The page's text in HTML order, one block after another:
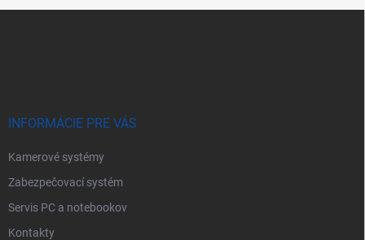
INFORMÁCIE PRE VÁS
Kamerové systémy
Zabezpečovací systém
Servis PC a notebookov
Kontakty